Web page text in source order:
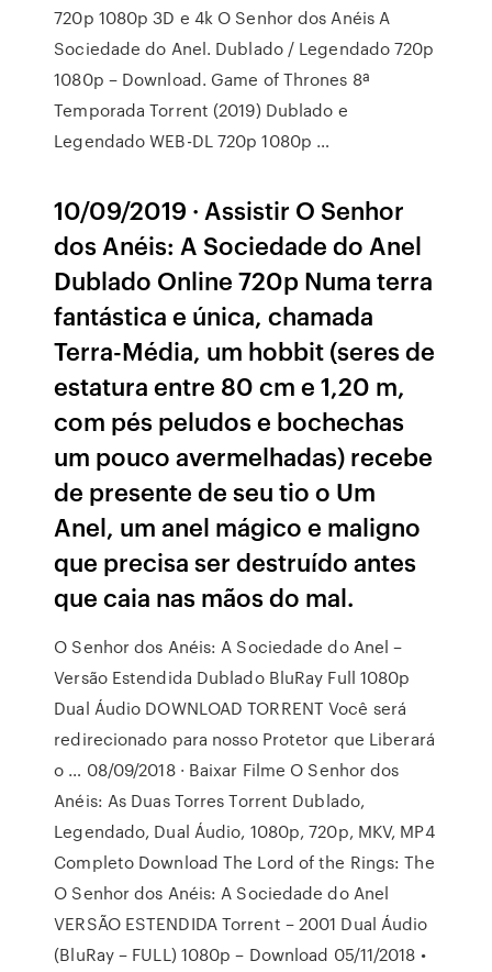
720p 1080p 3D e 4k O Senhor dos Anéis A
Sociedade do Anel. Dublado / Legendado 720p
1080p – Download. Game of Thrones 8ª
Temporada Torrent (2019) Dublado e
Legendado WEB-DL 720p 1080p …
10/09/2019 · Assistir O Senhor
dos Anéis: A Sociedade do Anel
Dublado Online 720p Numa terra
fantástica e única, chamada
Terra-Média, um hobbit (seres de
estatura entre 80 cm e 1,20 m,
com pés peludos e bochechas
um pouco avermelhadas) recebe
de presente de seu tio o Um
Anel, um anel mágico e maligno
que precisa ser destruído antes
que caia nas mãos do mal.
O Senhor dos Anéis: A Sociedade do Anel –
Versão Estendida Dublado BluRay Full 1080p
Dual Áudio DOWNLOAD TORRENT Você será
redirecionado para nosso Protetor que Liberará
o … 08/09/2018 · Baixar Filme O Senhor dos
Anéis: As Duas Torres Torrent Dublado,
Legendado, Dual Áudio, 1080p, 720p, MKV, MP4
Completo Download The Lord of the Rings: The
O Senhor dos Anéis: A Sociedade do Anel
VERSÃO ESTENDIDA Torrent – 2001 Dual Áudio
(BluRay – FULL) 1080p – Download 05/11/2018 •